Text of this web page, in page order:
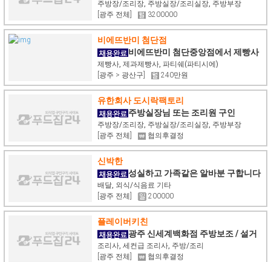
합니다.
주방장/조리장, 주방실장/조리실장, 주방부장
[광주 전체]
3200000
비에뜨반미 첨단점
비에뜨반미 첨단중앙점에서 제빵사
모집합니다
제빵사, 제과제빵사, 파티쉐(파티시에)
[광주 > 광산구]
240만원
유한회사 도시락팩토리
주방실장님 또는 조리원 구인
주방장/조리장, 주방실장/조리실장, 주방부장
[광주 전체]
협의후결정
신박한
성실하고 가족같은 알바분 구합니다
~ (당일지급)
배달, 외식/식음료 기타
[광주 전체]
200000
플레이버키친
광주 신세계백화점 주방보조 / 설거
지이모 모십니다.
조리사, 세컨급 조리사, 주방/조리
[광주 전체]
협의후결정